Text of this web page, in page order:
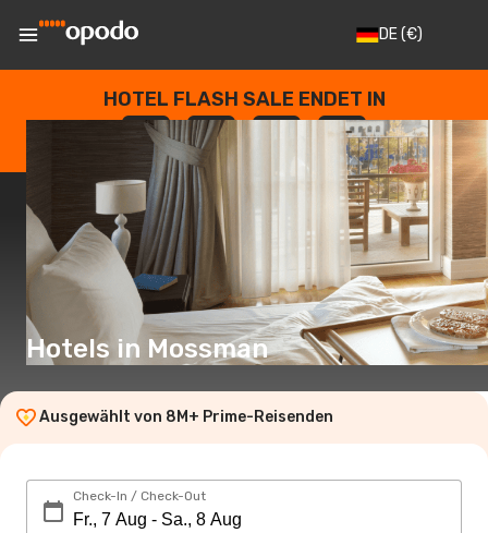
DE(€)
HOTEL FLASH SALE ENDET IN
--
TAGE
: --
STUNDEN
: --
SEKUNDEN
Hotels in Mossman
Ausgewählt von 8M+ Prime-Reisenden
Check-In / Check-Out